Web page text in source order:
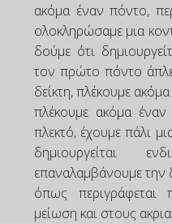
ακόμα έναν πόντο,
ολοκληρώσαμε μια
δούμε ότι
τον πρώτο πόντο
δείκτη, πλέκουμε
πλέκουμε ακόμα
πλεκτό, έχουμε πάλι
δημιουργείται
επαναλαμβάνουμε την
όπως περιγράφεται
μείωση και στους